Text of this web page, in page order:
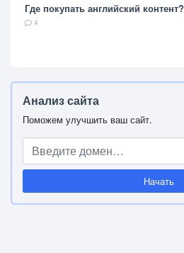
Где покупать английский контент?
4
Анализ сайта
Поможем улучшить ваш сайт.
Начать